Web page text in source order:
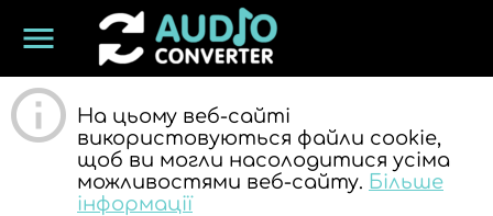
menu
ОНЛАЙН
На цьому веб-сайті
використовуються файли cookie,
щоб ви могли насолодитися усіма
можливостями веб-сайту. Більше
інформації